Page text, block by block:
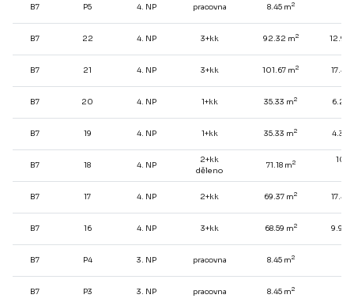
B7 P5 4. NP pracovna 8.45 m2
B7 22 4. NP 3+kk 92.32 m2 12.96
B7 21 4. NP 3+kk 101.67 m2 17.47
B7 20 4. NP 1+kk 35.33 m2 6.28
B7 19 4. NP 1+kk 35.33 m2 4.39
B7 18 4. NP
2+kk
děleno
71.18 m2
B7 17 4. NP 2+kk 69.37 m2 17.47
B7 16 4. NP 3+kk 68.59 m2 9.92
B7 P4 3. NP pracovna 8.45 m2
B7 P3 3. NP pracovna 8.45 m2